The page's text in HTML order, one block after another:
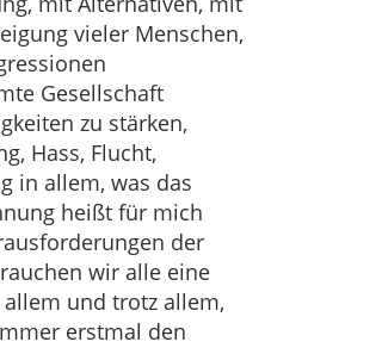
vieler Menschen,
Gesellschaft
zu stärken,
Hass, Flucht,
in allem, was das
heißt für mich
der
wir alle eine
und trotz allem,
erstmal den